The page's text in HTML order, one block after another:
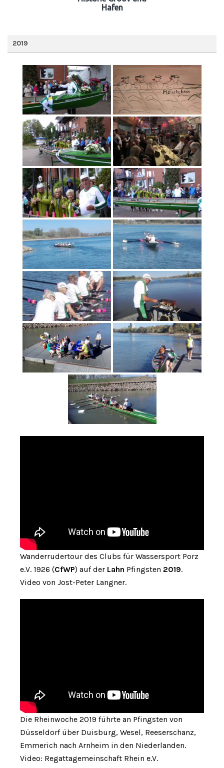
Hafen
2019
Wanderrudertour des Clubs für Wassersport Porz
e.V. 1926 (CfWP) auf der Lahn Pfingsten 2019.
Video von Jost-Peter Langner.
Die Rheinwoche 2019 führte an Pfingsten von
Düsseldorf über Duisburg, Wesel, Reeserschanz,
Emmerich nach Arnheim in den Niederlanden.
Video: Regattagemeinschaft Rhein e.V.